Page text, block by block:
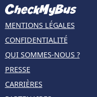
MENTIONS LÉGALES
CONFIDENTIALITÉ
QUI SOMMES-NOUS ?
PRESSE
CARRIÈRES